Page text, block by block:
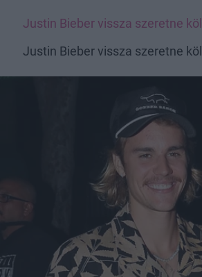
Justin Bieber vissza szeretne
Justin Bieber vissza szeretne